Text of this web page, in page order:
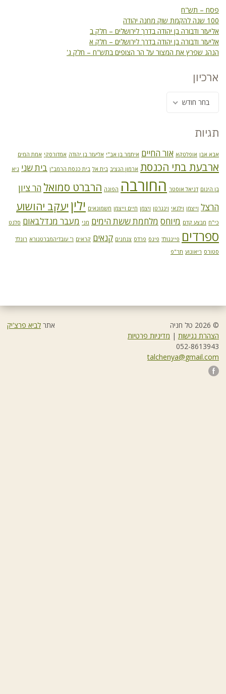
פסח – תש"ח
100 שנה להקמת שוק מחנה יהודה
אליעזר ודבורה בן יהודה בדרך לירושלים – חלק ב
אליעזר ודבורה בן יהודה בדרך לירושלים – חלק א
הנהג שפרץ את המצור על הר הצופים בתש"ח – חלק ג'
ארכיון
בחר חודש
תגיות
אבא אבן אופלטקא אור החיים איתמר בן אב"י אליעזר בן יהודה אמדורסקי אמת המים
ארבעת בתי הכנסת ארמון הנציב בית אל בית כנסת הרמב"ן בית שני גיא
בן הינום דניאל אוסטר החורבה הפוגה הרברט סמואל הר ציון
הרצל וייצמן וילנאי וינגרטן ויצמן חיים וייצמן חשמונאים ילין יעקב יהושוע
כי"ח מבצע קדם מיוחס מלחמת ששת הימים מני מעבר מנדלבאום סלנט
ספרדים פיינגולד פינס פרדס צנחנים קנאים קראים ר' עובדיהמברטנורא רונלד
סטורס ריאונוע תר"פ
© 2026 טל חניה
הצהרת נגישות | מדיניות פרטיות
052-8613943
talchenya@gmail.com
אתר לביא פרצ'יק